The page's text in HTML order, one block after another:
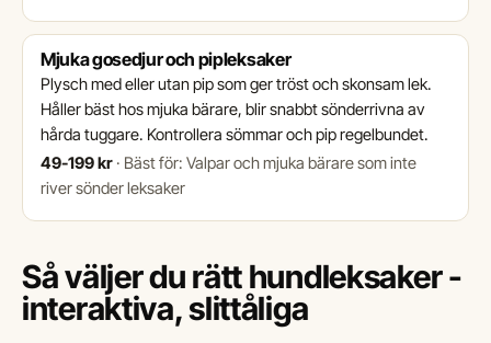
Mjuka gosedjur och pipleksaker
Plysch med eller utan pip som ger tröst och skonsam lek.
Håller bäst hos mjuka bärare, blir snabbt sönderrivna av
hårda tuggare. Kontrollera sömmar och pip regelbundet.
49-199 kr · Bäst för: Valpar och mjuka bärare som inte
river sönder leksaker
Så väljer du rätt hundleksaker -
interaktiva, slittåliga